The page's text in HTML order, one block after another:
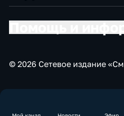
© 2026 Сетевое издание